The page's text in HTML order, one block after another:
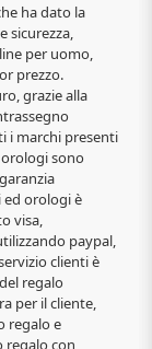
ha dato la
sicurezza,
per uomo,
prezzo.
grazie alla
i marchi presenti
sono
ed orologi è
visa,
paypal,
clienti è
regalo
per il cliente,
regalo e
regalo con